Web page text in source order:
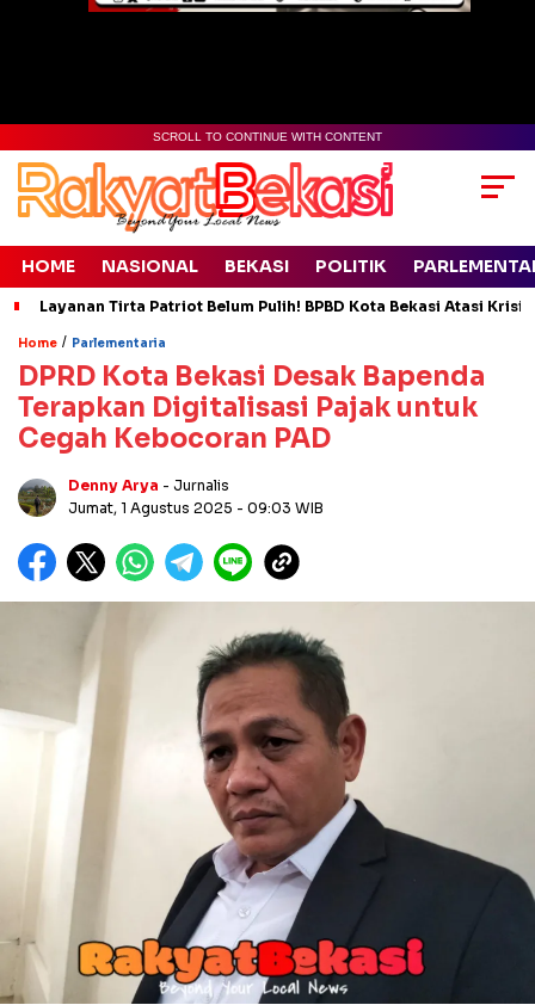
SCROLL TO CONTINUE WITH CONTENT
HOME NASIONAL BEKASI POLITIK
Layanan Tirta Patriot Belum Pulih! BPBD Kota Bekasi Atasi
Home / Parlementaria
DPRD Kota Bekasi Desak Bapenda
Terapkan Digitalisasi Pajak untuk
Cegah Kebocoran PAD
Denny Arya - Jurnalis
Jumat, 1 Agustus 2025 - 09:03 WIB